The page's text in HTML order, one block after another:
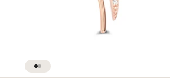
Gå til element 1
Gå til element 2